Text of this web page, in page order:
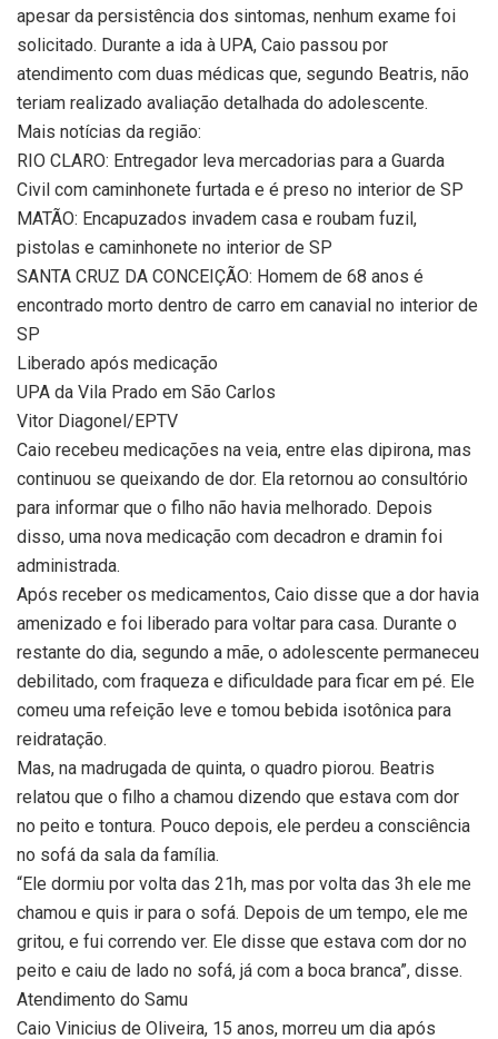
apesar da persistência dos sintomas, nenhum exame foi
solicitado. Durante a ida à UPA, Caio passou por
atendimento com duas médicas que, segundo Beatris, não
teriam realizado avaliação detalhada do adolescente.
Mais notícias da região:
RIO CLARO: Entregador leva mercadorias para a Guarda
Civil com caminhonete furtada e é preso no interior de SP
MATÃO: Encapuzados invadem casa e roubam fuzil,
pistolas e caminhonete no interior de SP
SANTA CRUZ DA CONCEIÇÃO: Homem de 68 anos é
encontrado morto dentro de carro em canavial no interior de
SP
Liberado após medicação
UPA da Vila Prado em São Carlos
Vitor Diagonel/EPTV
Caio recebeu medicações na veia, entre elas dipirona, mas
continuou se queixando de dor. Ela retornou ao consultório
para informar que o filho não havia melhorado. Depois
disso, uma nova medicação com decadron e dramin foi
administrada.
Após receber os medicamentos, Caio disse que a dor havia
amenizado e foi liberado para voltar para casa. Durante o
restante do dia, segundo a mãe, o adolescente permaneceu
debilitado, com fraqueza e dificuldade para ficar em pé. Ele
comeu uma refeição leve e tomou bebida isotônica para
reidratação.
Mas, na madrugada de quinta, o quadro piorou. Beatris
relatou que o filho a chamou dizendo que estava com dor
no peito e tontura. Pouco depois, ele perdeu a consciência
no sofá da sala da família.
“Ele dormiu por volta das 21h, mas por volta das 3h ele me
chamou e quis ir para o sofá. Depois de um tempo, ele me
gritou, e fui correndo ver. Ele disse que estava com dor no
peito e caiu de lado no sofá, já com a boca branca”, disse.
Atendimento do Samu
Caio Vinicius de Oliveira, 15 anos, morreu um dia após